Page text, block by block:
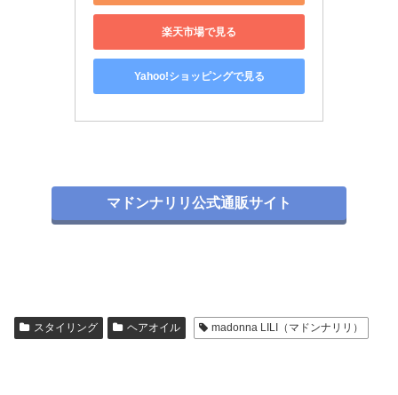
楽天市場で見る
Yahoo!ショッピングで見る
マドンナリリ公式通販サイト
スタイリング ヘアオイル madonna LILI（マドンナリリ）